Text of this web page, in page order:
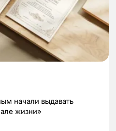
начали выдавать
жизни»